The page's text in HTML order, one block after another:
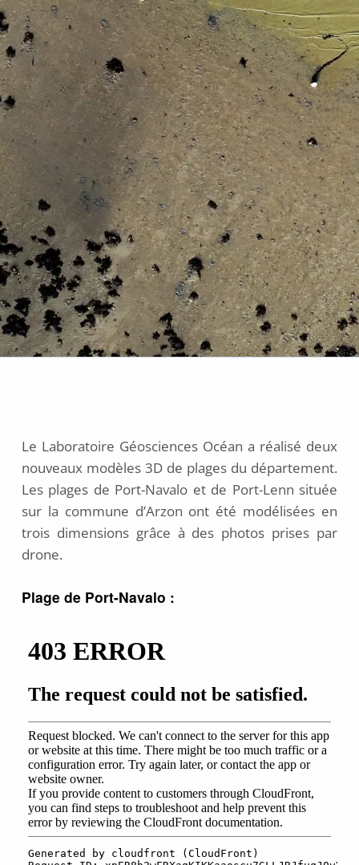
2
9
j
v
i
r
1
9
Le Laboratoire Géosciences Océan a réalisé deux
nouveaux modèles 3D de plages du département.
Les plages de Port-Navalo et de Port-Lenn située
sur la commune d’Arzon ont été modélisées en
trois dimensions grâce à des photos prises par
drone.
Plage de Port-Navalo :